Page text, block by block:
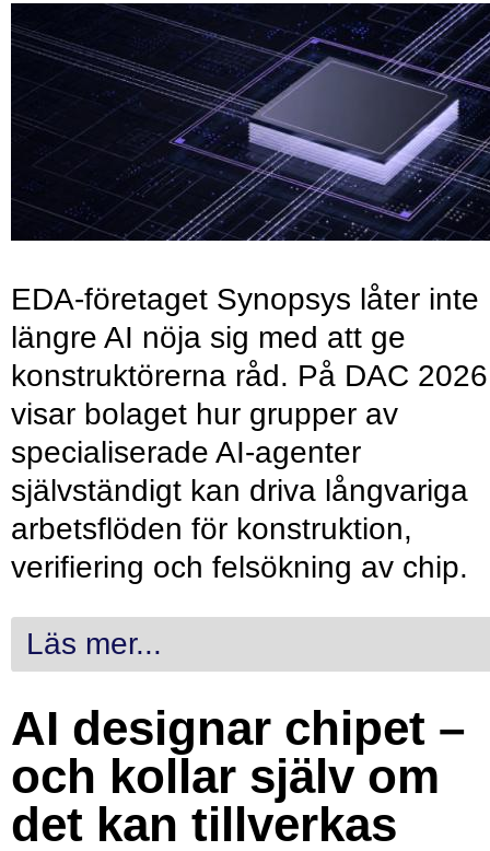
EDA-företaget Synopsys låter inte
längre AI nöja sig med att ge
konstruktörerna råd. På DAC 2026
visar bolaget hur grupper av
specialiserade AI-agenter
självständigt kan driva långvariga
arbetsflöden för konstruktion,
verifiering och felsökning av chip.
Läs mer...
AI designar chipet –
och kollar själv om
det kan tillverkas